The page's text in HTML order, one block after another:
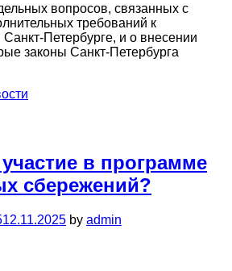
вопросов, связанных с
требований к
Петербурге, и о внесении
законы Санкт-Петербурга
в программе
сбережений?
12.11.2025 by admin